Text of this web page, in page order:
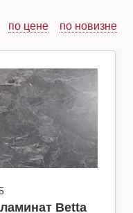
по цене по новизне
Betta